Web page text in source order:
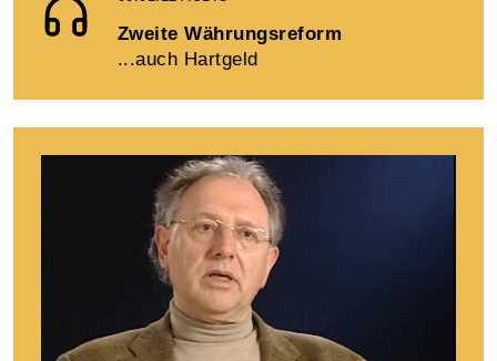
Zweite Währungsreform
...auch Hartgeld